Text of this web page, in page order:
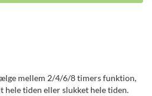
mellem 2/4/6/8 timers funktion,
tiden eller slukket hele tiden.